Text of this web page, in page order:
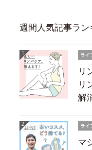
週間人気記事ラ
ライ
リ
リ
解
ライ
マ